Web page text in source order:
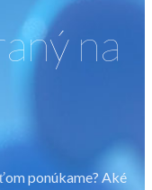
na
ponúkame? Aké